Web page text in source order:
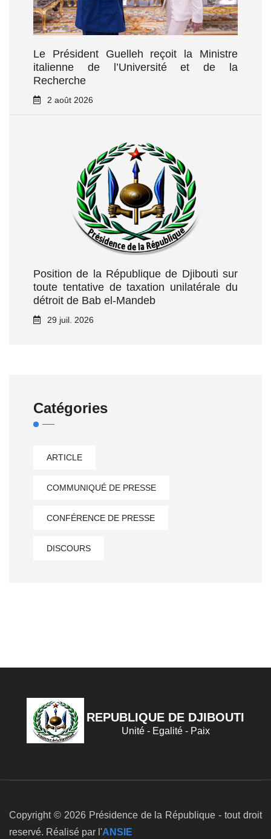
Le Président Guelleh reçoit la Ministre
italienne de l’Université et de la
Recherche
2 août 2026
Position de la République de Djibouti sur
toute tentative de taxation unilatérale du
détroit de Bab el‑Mandeb
29 juil. 2026
Catégories
ARTICLE
COMMUNIQUÉ DE PRESSE
CONFÉRENCE DE PRESSE
DISCOURS
REPUBLIQUE DE DJIBOUTI
Unité - Egalité - Paix
Copyright © 2026 Présidence de la République - tout droit
reservé. Réalisé par l'ANSIE